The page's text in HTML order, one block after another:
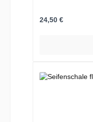
Regulärer Preis:
24,50 €